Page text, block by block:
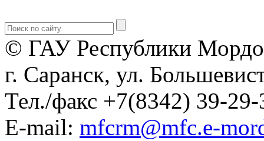
© ГАУ Республики
г. Саранск, ул.
Тел./факс +7(8342) 39-29-
E-mail: mfcrm@mfc.e-